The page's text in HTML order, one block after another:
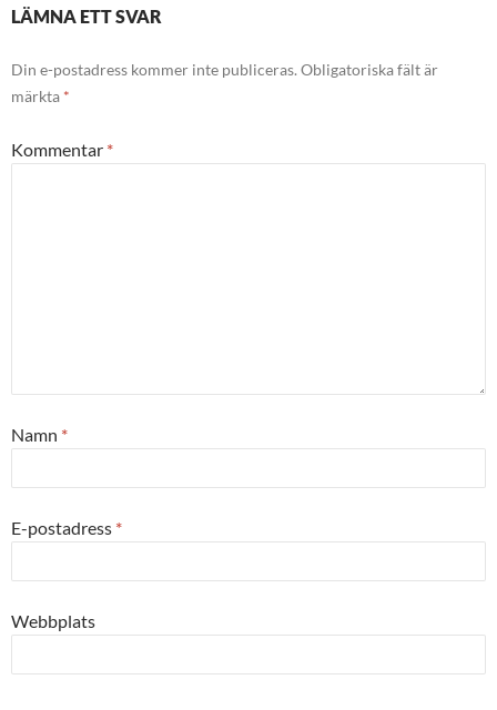
LÄMNA ETT SVAR
Din e-postadress kommer inte publiceras. Obligatoriska fält är
märkta *
Kommentar *
Namn *
E-postadress *
Webbplats